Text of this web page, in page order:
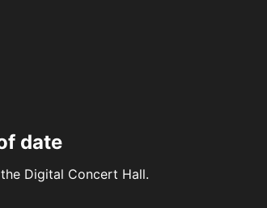
date
Digital Concert Hall.